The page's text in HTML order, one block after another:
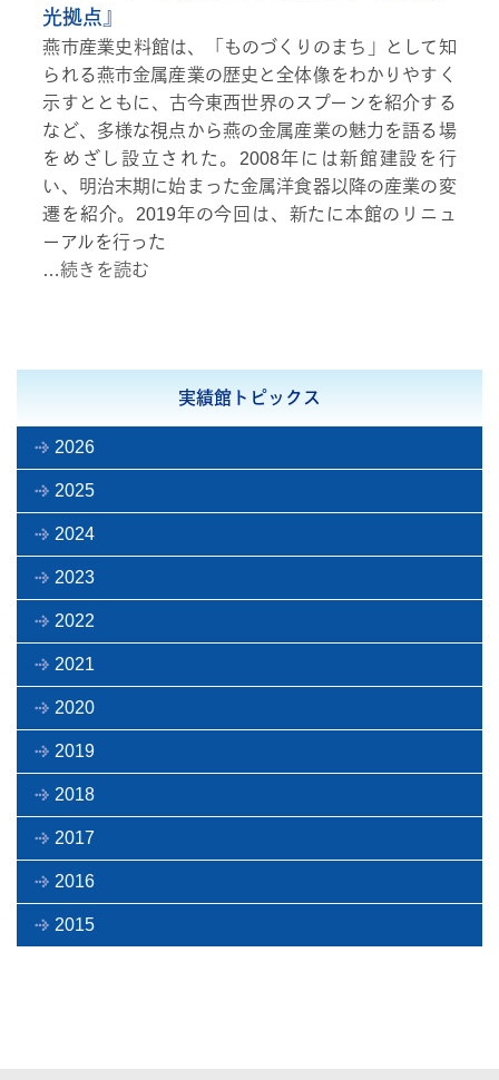
光拠点』
燕市産業史料館は、「ものづくりのまち」として知
られる燕市金属産業の歴史と全体像をわかりやすく
示すとともに、古今東西世界のスプーンを紹介する
など、多様な視点から燕の金属産業の魅力を語る場
をめざし設立された。2008年には新館建設を行
い、明治末期に始まった金属洋食器以降の産業の変
遷を紹介。2019年の今回は、新たに本館のリニュ
ーアルを行った
…続きを読む
実績館トピックス
2026
2025
2024
2023
2022
2021
2020
2019
2018
2017
2016
2015